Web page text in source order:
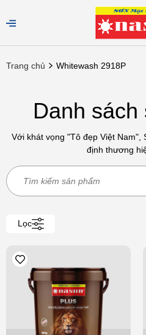
Trang chủ Whitewash 2918P
Danh sách
Với khát vọng "Tô đẹp Việt Nam",
định thương
Lọc